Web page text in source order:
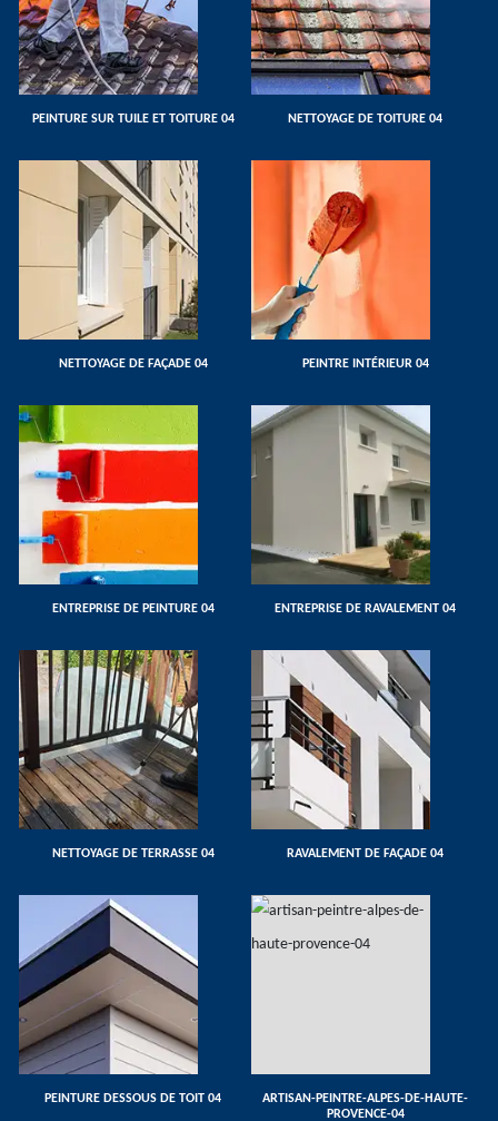
PEINTURE SUR TUILE ET TOITURE 04 NETTOYAGE DE TOITURE 04
NETTOYAGE DE FAÇADE 04 PEINTRE INTÉRIEUR 04
ENTREPRISE DE PEINTURE 04 ENTREPRISE DE RAVALEMENT 04
NETTOYAGE DE TERRASSE 04 RAVALEMENT DE FAÇADE 04
PEINTURE DESSOUS DE TOIT 04
ARTISAN-PEINTRE-ALPES-DE-HAUTE-
PROVENCE-04